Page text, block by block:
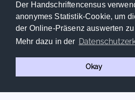
Der Handschriftencensus
anonymes Statistik-Cookie, um
der Online-Präsenz auswerten
Mehr dazu in der
Okay